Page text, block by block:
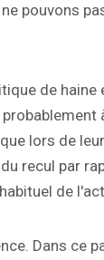
pouvons
de
lors de
recul par
de
Dans ce